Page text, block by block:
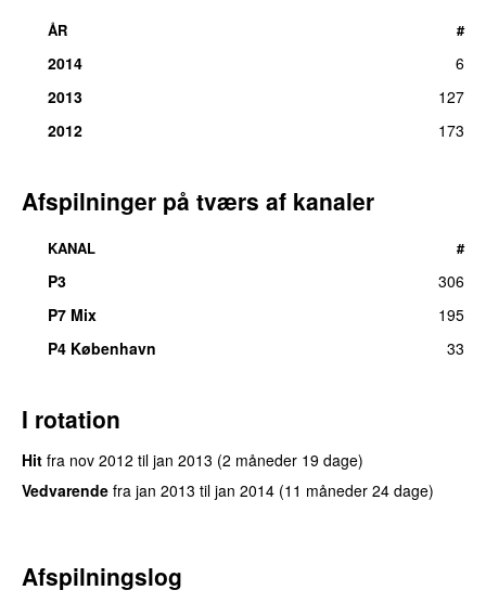
ÅR #
2014
6
2013
127
2012
173
Afspilninger på tværs af kanaler
KANAL #
P3
306
P7 Mix
195
P4 København
33
I rotation
Hit fra nov 2012 til jan 2013 (2 måneder 19 dage)
Vedvarende fra jan 2013 til jan 2014 (11 måneder 24 dage)
Afspilningslog